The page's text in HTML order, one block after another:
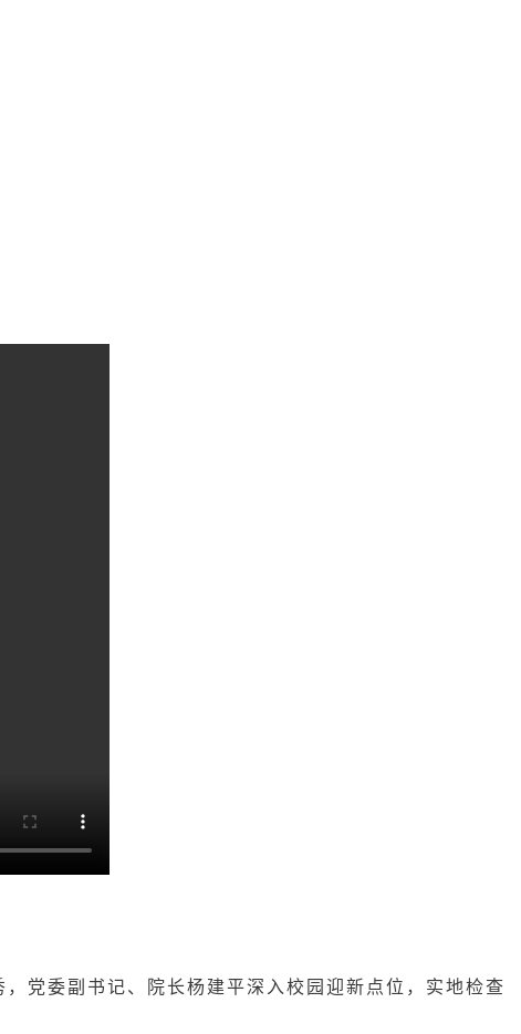
，党委副书记、院长杨建平深入校园迎新点位 ， 实地检查